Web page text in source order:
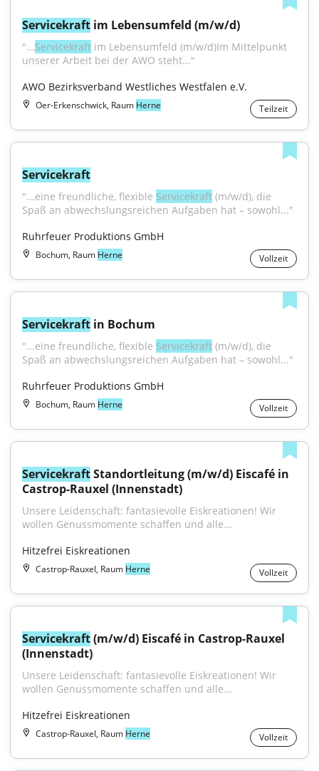
Servicekraft im Lebensumfeld (m/w/d)
"...Servicekraft im Lebensumfeld (m/w/d)Im Mittelpunkt
unserer Arbeit bei der AWO steht..."
AWO Bezirksverband Westliches Westfalen e.V.
Oer-Erkenschwick, Raum Herne Teilzeit
Servicekraft
"...eine freundliche, flexible Servicekraft (m/w/d), die
Spaß an abwechslungsreichen Aufgaben hat – sowohl..."
Ruhrfeuer Produktions GmbH
Bochum, Raum Herne Vollzeit
Servicekraft in Bochum
"...eine freundliche, flexible Servicekraft (m/w/d), die
Spaß an abwechslungsreichen Aufgaben hat – sowohl..."
Ruhrfeuer Produktions GmbH
Bochum, Raum Herne Vollzeit
Servicekraft Standortleitung (m/w/d) Eiscafé in
Castrop-Rauxel (Innenstadt)
Unsere Leidenschaft: fantasievolle Eiskreationen! Wir
wollen Genussmomente schaffen und alle...
Hitzefrei Eiskreationen
Castrop-Rauxel, Raum Herne Vollzeit
Servicekraft (m/w/d) Eiscafé in Castrop-Rauxel
(Innenstadt)
Unsere Leidenschaft: fantasievolle Eiskreationen! Wir
wollen Genussmomente schaffen und alle...
Hitzefrei Eiskreationen
Castrop-Rauxel, Raum Herne Vollzeit